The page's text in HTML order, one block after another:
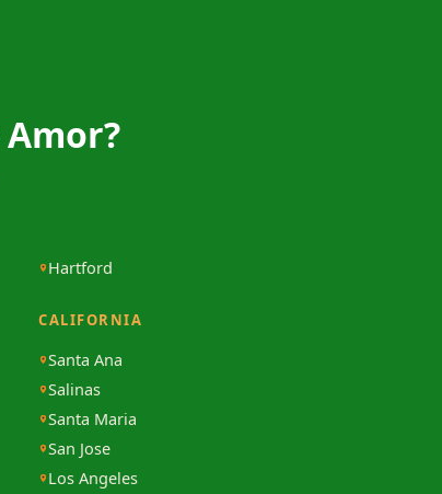
Hartford
CALIFORNIA
Santa Ana
Salinas
Santa Maria
San Jose
Los Angeles